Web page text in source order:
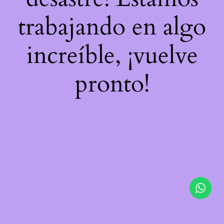
trabajando en algo
increíble, ¡vuelve
pronto!